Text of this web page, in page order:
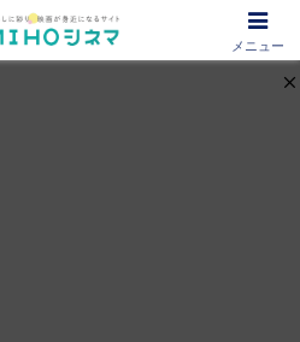
の映画図書館『MIHOシネマ』
メニュー